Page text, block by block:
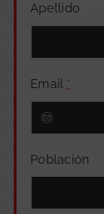
Apellido
Email *
Población